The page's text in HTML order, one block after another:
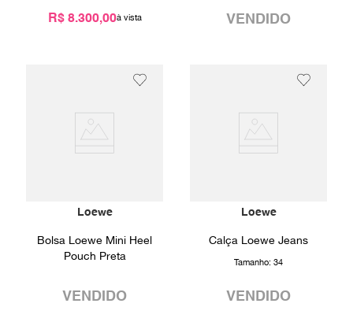
R$ 8.300,00 VENDIDO
Loewe
Bolsa Loewe Mini Heel
Pouch Preta
VENDIDO
Loewe
Calça Loewe Jeans
Tamanho: 34
VENDIDO